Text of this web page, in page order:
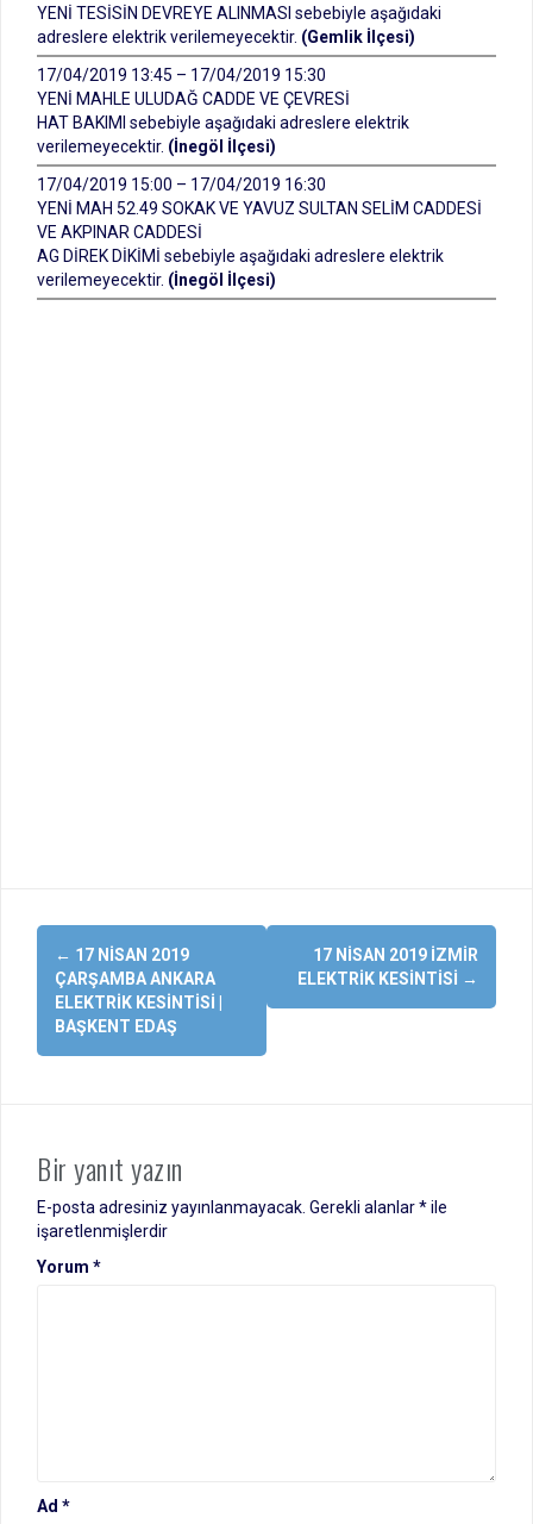
YENİ TESİSİN DEVREYE ALINMASI sebebiyle aşağıdaki
adreslere elektrik verilemeyecektir. (Gemlik İlçesi)
17/04/2019 13:45 – 17/04/2019 15:30
YENİ MAHLE ULUDAĞ CADDE VE ÇEVRESİ
HAT BAKIMI sebebiyle aşağıdaki adreslere elektrik
verilemeyecektir. (İnegöl İlçesi)
17/04/2019 15:00 – 17/04/2019 16:30
YENİ MAH 52.49 SOKAK VE YAVUZ SULTAN SELİM CADDESİ
VE AKPINAR CADDESİ
AG DİREK DİKİMİ sebebiyle aşağıdaki adreslere elektrik
verilemeyecektir. (İnegöl İlçesi)
Yazı
dolaşımı
← 17 NISAN 2019
ÇARŞAMBA ANKARA
ELEKTRIK KESINTISI |
BAŞKENT EDAŞ
17 NISAN 2019 İZMIR
ELEKTRIK KESINTISI →
Bir yanıt yazın
E-posta adresiniz yayınlanmayacak. Gerekli alanlar*ile
işaretlenmişlerdir
Yorum *
Ad *